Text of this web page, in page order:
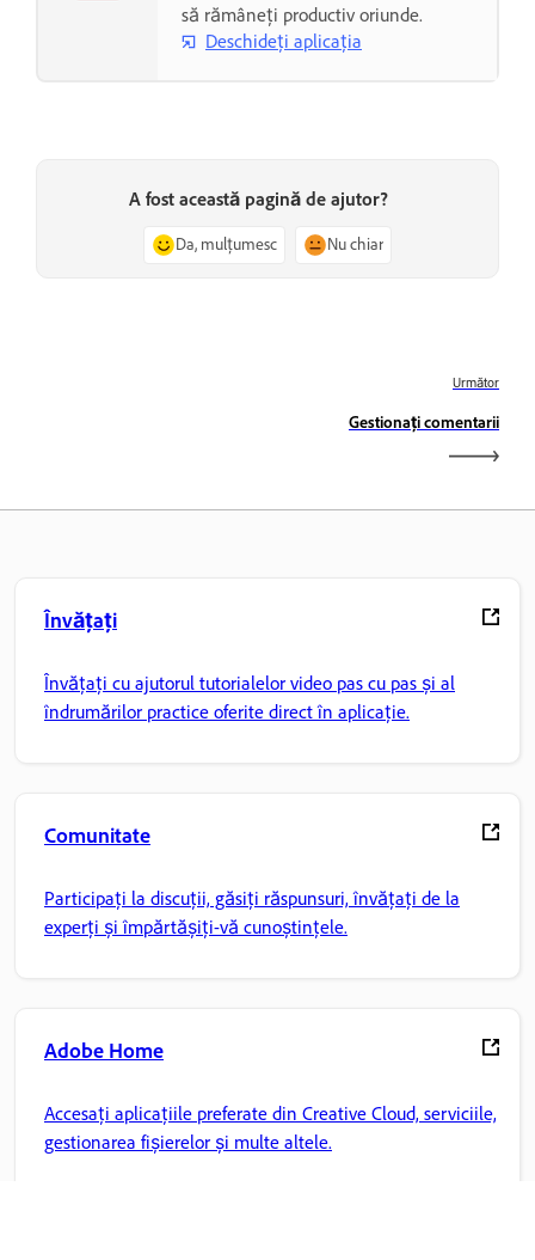
să rămâneți productiv oriunde.
Deschideți aplicația
A fost această pagină de ajutor?
Da, mulțumesc Nu chiar
Următor
Gestionați comentarii
Învățați
Învățați cu ajutorul tutorialelor video pas cu pas și al
îndrumărilor practice oferite direct în aplicație.
Comunitate
Participați la discuții, găsiți răspunsuri, învățați de la
experți și împărtășiți-vă cunoștințele.
Adobe Home
Accesați aplicațiile preferate din Creative Cloud, serviciile,
gestionarea fișierelor și multe altele.